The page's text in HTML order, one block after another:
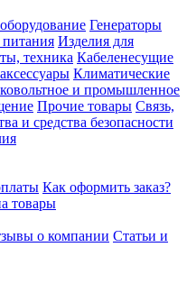
Генераторы
Изделия для
техника Кабеленесущие
Климатические
и промышленное
Прочие товары Связь,
и средства безопасности
Как оформить заказ?
товары
о компании Статьи и